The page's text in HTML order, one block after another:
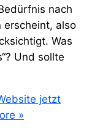
nach
erscheint, also
Was
Und sollte
jetzt
»